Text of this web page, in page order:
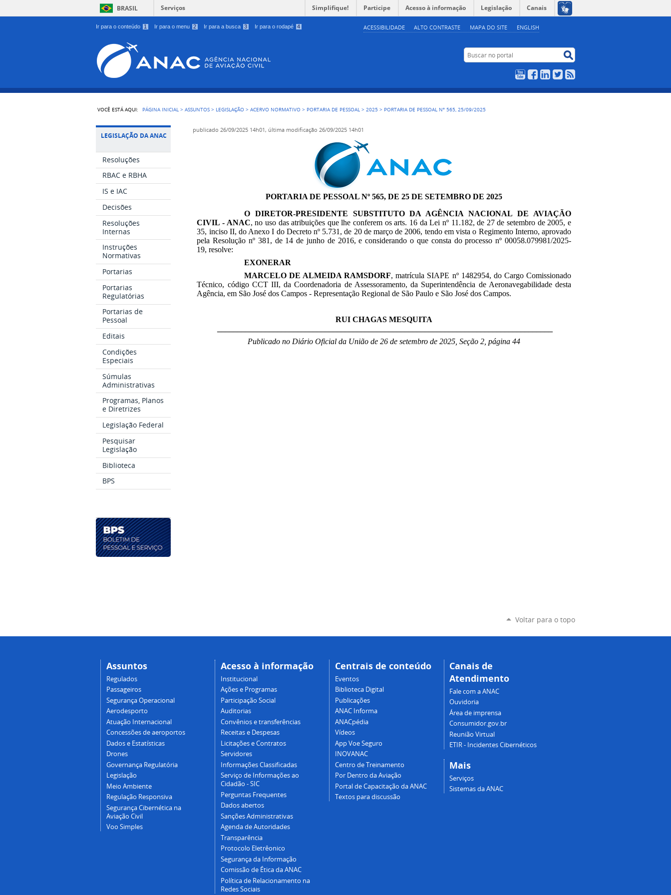
Ir para o conteúdo 1 Ir para o menu 2 Ir para a busca 3 Ir para o rodapé 4 ACESSIBILIDADE ALTO CONTRASTE MAPA DO SITE ENGLISH
BRASIL Serviços Simplifique! Participe Acesso à informação Legislação Canais
Buscar no portal
YouTubeFacebookLinkedIn
Twitter
VOCÊ ESTÁ AQUI: PÁGINA INICIAL >ASSUNTOS > LEGISLAÇÃO >ACERVO NORMATIVO > PORTARIA DE PESSOAL >2025 > PORTARIA DE PESSOAL Nº 565, 25/09/2025
LEGISLAÇÃO DA ANAC
Resoluções
RBAC e RBHA
IS e IAC
Decisões
Resoluções
Internas
Instruções
Normativas
Portarias
Portarias
Regulatórias
Portarias de
Pessoal
Editais
Condições
Especiais
Súmulas
Administrativas
Programas, Planos
e Diretrizes
Legislação Federal
Pesquisar
Legislação
Biblioteca
BPS
publicado 26/09/2025 14h01, última modificação 26/09/2025 14h01
PORTARIA DE PESSOAL Nº 565, DE 25 DE SETEMBRO DE 2025
O DIRETOR-PRESIDENTE SUBSTITUTO DA AGÊNCIA NACIONAL DE AVIAÇÃO
CIVIL - ANAC, no uso das atribuições que lhe conferem os arts. 16 da Lei nº 11.182, de 27 de setembro de 2005, e
35, inciso II, do Anexo I do Decreto nº 5.731, de 20 de março de 2006, tendo em vista o Regimento Interno, aprovado
pela Resolução nº 381, de 14 de junho de 2016, e considerando o que consta do processo nº 00058.079981/2025-
19, resolve:
EXONERAR
MARCELO DE ALMEIDA RAMSDORF, matrícula SIAPE nº 1482954, do Cargo Comissionado
Técnico, código CCT III, da Coordenadoria de Assessoramento, da Superintendência de Aeronavegabilidade desta
Agência, em São José dos Campos - Representação Regional de São Paulo e São José dos Campos.
RUI CHAGAS MESQUITA
Publicado no Diário Oficial da União de 26 de setembro de 2025, Seção 2, página 44
Voltar para o topo
Assuntos
Regulados
Passageiros
Segurança Operacional
Aerodesporto
Atuação Internacional
Concessões de aeroportos
Dados e Estatísticas
Drones
Governança Regulatória
Legislação
Meio Ambiente
Regulação Responsiva
Segurança Cibernética na
Aviação Civil
Voo Simples
Acesso à informação
Institucional
Ações e Programas
Participação Social
Auditorias
Convênios e transferências
Receitas e Despesas
Licitações e Contratos
Servidores
Informações Classificadas
Serviço de Informações ao
Cidadão - SIC
Perguntas Frequentes
Dados abertos
Sanções Administrativas
Agenda de Autoridades
Transparência
Protocolo Eletrêonico
Segurança da Informação
Comissão de Ética da ANAC
Política de Relacionamento na
Redes Sociais
Centrais de conteúdo
Eventos
Biblioteca Digital
Publicações
ANAC Informa
ANACpédia
Vídeos
App Voe Seguro
INOVANAC
Centro de Treinamento
Por Dentro da Aviação
Portal de Capacitação da ANAC
Textos para discussão
Canais de
Atendimento
Fale com a ANAC
Ouvidoria
Área de imprensa
Consumidor.gov.br
Reunião Virtual
ETIR - Incidentes Cibernéticos
Mais
Serviços
Sistemas da ANAC